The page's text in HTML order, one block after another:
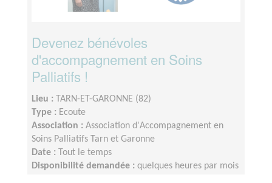
Devenez bénévoles
d'accompagnement en Soins
Palliatifs !
Lieu :
TARN-ET-GARONNE (82)
Type : Ecoute
Association : Association d'Accompagnement en
Soins Palliatifs Tarn et Garonne
Date :
Tout le temps
Disponibilité demandée : quelques heures par mois